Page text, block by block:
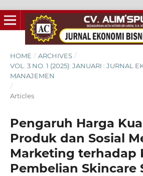
HOME / ARCHIVES /
VOL. 3 NO. 1 (2025): JANUARI : JURNAL
MANAJEMEN
/
Articles
Pengaruh Harga
Produk dan Sosial
Marketing terhadap
Pembelian Skincare